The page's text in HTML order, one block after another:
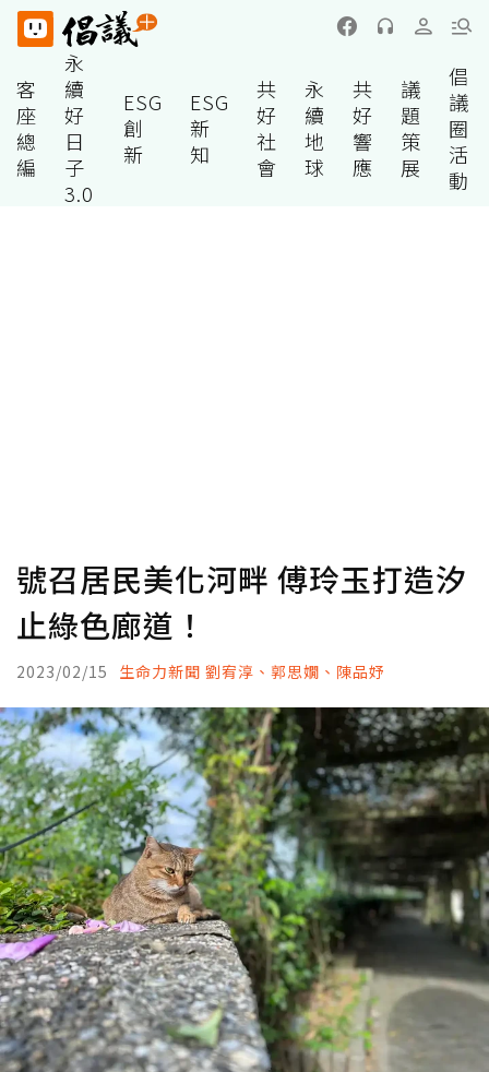
客
座
總
編
永
續
好
日
子
3.0
ESG
創
新
ESG
新
知
共
好
社
會
永
續
地
球
共
好
響
應
議
題
策
展
倡
議
圈
活
動
號召居民美化河畔 傅玲玉打造汐
止綠色廊道！
2023/02/15 生命力新聞 劉宥淳、郭思嫺、陳品妤